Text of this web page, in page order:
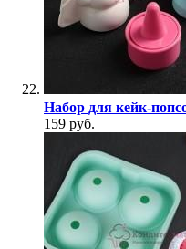
Набор для кейк-
159 руб.